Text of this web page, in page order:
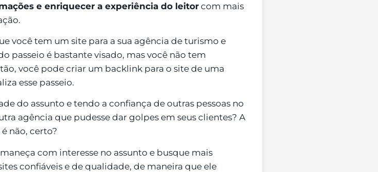
e enriquecer a experiência do leitorcom mais
você tem um site para a sua agência de turismo e
passeio é bastante visado, mas você não tem
você pode criar um backlink para o site de uma
esse passeio.
do assunto e tendo a confiança de outras pessoas no
agência que pudesse dar golpes em seus clientes? A
não, certo?
com interesse no assunto e busque mais
confiáveis e de qualidade, de maneira que ele